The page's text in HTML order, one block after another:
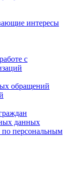
интересы
с
обращений
данных
персональным